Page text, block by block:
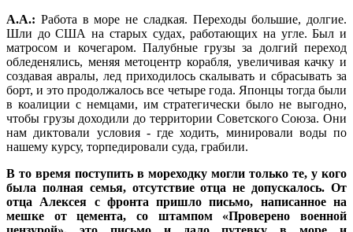
А.А.: Работа в море не сладкая. Переходы большие, долгие.
Шли до США на старых судах, работающих на угле. Был и
матросом и кочегаром. Палубные грузы за долгий переход
обледенялись, меняя метоцентр корабля, увеличивая качку и
создавая авралы, лед приходилось скалывать и сбрасывать за
борт, и это продолжалось все четыре года. Японцы тогда были
в коалиции с немцами, им стратегически было не выгодно,
чтобы грузы доходили до территории Советского Союза. Они
нам диктовали условия - где ходить, минировали воды по
нашему курсу, торпедировали суда, грабили.
В то время поступить в мореходку могли только те, у кого
была полная семья, отсутствие отца не допускалось. От
отца Алексея с фронта пришло письмо, написанное на
мешке от цемента, со штампом «Проверено военной